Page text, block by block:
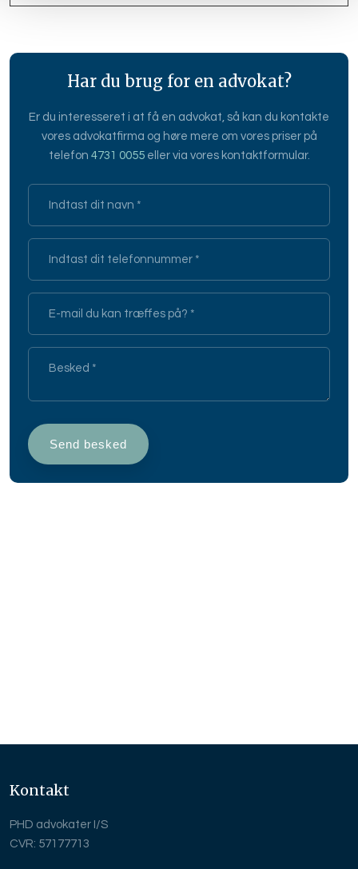
Har du brug for en advokat?
​Er du interesseret i at få en advokat, så kan du kontakte
vores advokatfirma og høre mere om vores priser på
telefon 4731 0055eller via vores kontaktformular.​
Kontakt
PHD advokater​ I/S
CVR: 57177713